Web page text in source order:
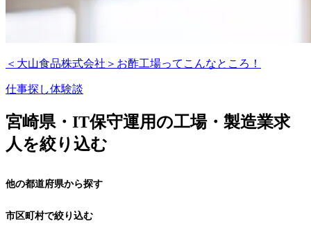
＜大山食品株式会社＞お酢工場ってこんなところ！
仕事探し体験談
宮崎県・IT保守運用の工場・製造業求
人を絞り込む
他の都道府県から探す
市区町村で絞り込む